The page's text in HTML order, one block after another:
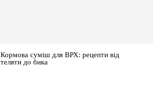
Кормова суміш для ВРХ: рецепти від
теляти до бика